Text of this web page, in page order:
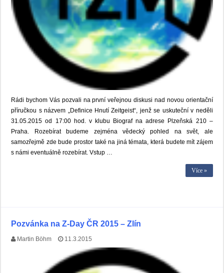
Rádi bychom Vás pozvali na první veřejnou diskusi nad novou orientační
příručkou s názvem „Definice Hnutí Zeitgeist“, jenž se uskuteční v neděli
31.05.2015 od 17:00 hod. v klubu Biograf na adrese Plzeňská 210 –
Praha. Rozebírat budeme zejména vědecký pohled na svět, ale
samozřejmě zde bude prostor také na jiná témata, která budete mít zájem
s námi eventuálně rozebírat. Vstup …
Více »
Pozvánka na Z-Day ČR 2015 – Zlín
Martin Böhm 11.3.2015